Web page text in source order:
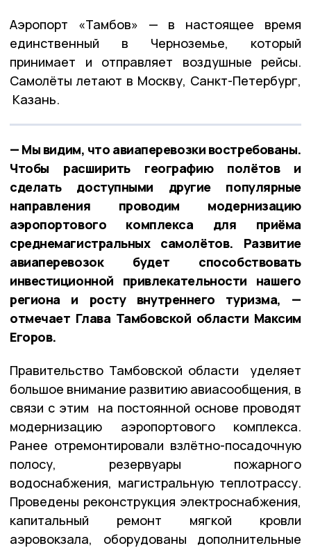
Аэропорт «Тамбов» — в настоящее время
единственный в Черноземье, который
принимает и отправляет воздушные рейсы.
Самолёты летают в Москву, Санкт-Петербург,
Казань.
— Мы видим, что авиаперевозки востребованы.
Чтобы расширить географию полётов и
сделать доступными другие популярные
направления проводим модернизацию
аэропортового комплекса для приёма
среднемагистральных самолётов. Развитие
авиаперевозок будет способствовать
инвестиционной привлекательности нашего
региона и росту внутреннего туризма, —
отмечает Глава Тамбовской области Максим
Егоров.
Правительство Тамбовской области уделяет
большое внимание развитию авиасообщения, в
связи с этим на постоянной основе проводят
модернизацию аэропортового комплекса.
Ранее отремонтировали взлётно-посадочную
полосу, резервуары пожарного
водоснабжения, магистральную теплотрассу.
Проведены реконструкция электроснабжения,
капитальный ремонт мягкой кровли
аэровокзала, оборудованы дополнительные